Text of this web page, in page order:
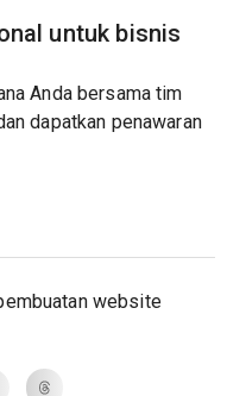
untuk bisnis
Anda bersama tim
dapatkan penawaran
website